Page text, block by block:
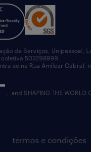
termos e condições
de Serviços, Unipessoal,
503298999 .
se na Rua Amílcar Cabral,
, and SHAPING THE